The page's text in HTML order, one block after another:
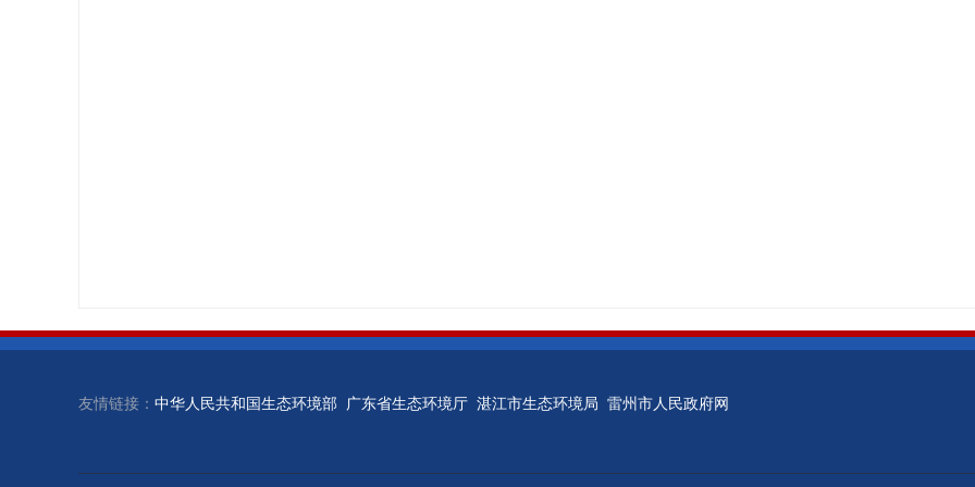
友情链接： 中华人民共和国生态环境部 广东省生态环境厅 湛江市生态环境局 雷州市人民政府网